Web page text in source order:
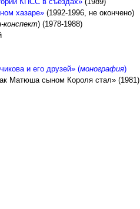
хазаре» (1992-1996, не окончено)
конспект) (1978-1988)
и его друзей» (монография)
Матюша сыном Короля стал» (1981)